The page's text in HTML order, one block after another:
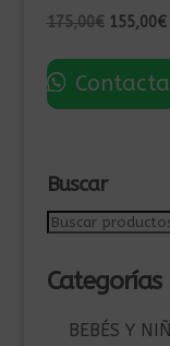
175,00€ El
original
era:
155,00€
Buscar
Buscar
Categorías
BEBÉS Y